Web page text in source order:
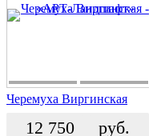
Черемуха Виргинская
12 750 руб.